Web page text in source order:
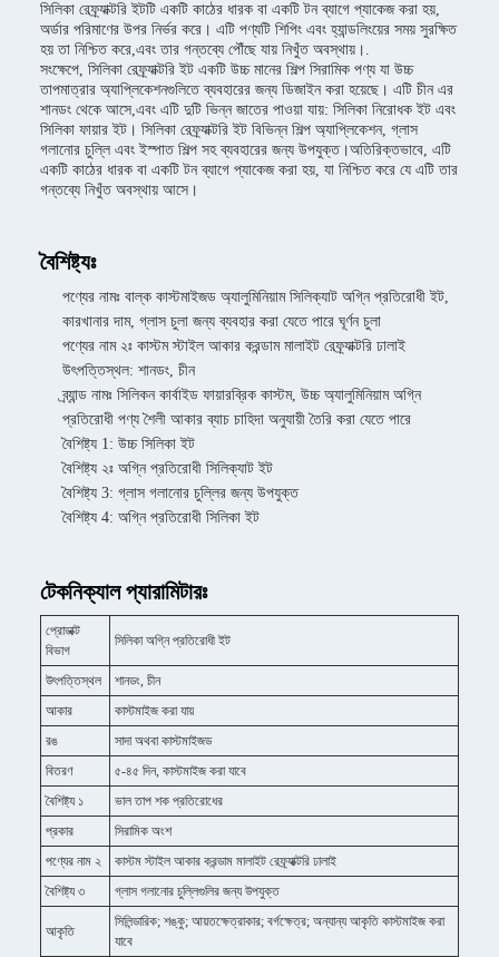
সিলিকা রেফ্র্যাক্টরি ইটটি একটি কাঠের ধারক বা একটি টন ব্যাগে প্যাকেজ করা হয়,
অর্ডার পরিমাণের উপর নির্ভর করে। এটি পণ্যটি শিপিং এবং হ্যান্ডলিংয়ের সময় সুরক্ষিত
হয় তা নিশ্চিত করে,এবং তার গন্তব্যে পৌঁছে যায় নিখুঁত অবস্থায়।.
সংক্ষেপে, সিলিকা রেফ্র্যাক্টরি ইট একটি উচ্চ মানের শিল্প সিরামিক পণ্য যা উচ্চ
তাপমাত্রার অ্যাপ্লিকেশনগুলিতে ব্যবহারের জন্য ডিজাইন করা হয়েছে। এটি চীন এর
শানডং থেকে আসে,এবং এটি দুটি ভিন্ন জাতের পাওয়া যায়: সিলিকা নিরোধক ইট এবং
সিলিকা ফায়ার ইট। সিলিকা রেফ্র্যাক্টরি ইট বিভিন্ন শিল্প অ্যাপ্লিকেশন, গ্লাস
গলানোর চুল্লি এবং ইস্পাত শিল্প সহ ব্যবহারের জন্য উপযুক্ত।অতিরিক্তভাবে, এটি
একটি কাঠের ধারক বা একটি টন ব্যাগে প্যাকেজ করা হয়, যা নিশ্চিত করে যে এটি তার
গন্তব্যে নিখুঁত অবস্থায় আসে।
বৈশিষ্ট্যঃ
পণ্যের নামঃ বাল্ক কাস্টমাইজড অ্যালুমিনিয়াম সিলিক্যাট অগ্নি প্রতিরোধী ইট,
কারখানার দাম, গ্লাস চুলা জন্য ব্যবহার করা যেতে পারে ঘূর্ণন চুলা
পণ্যের নাম ২ঃ কাস্টম স্টাইল আকার করন্ডাম মালাইট রেফ্র্যাক্টরি ঢালাই
উৎপত্তিস্থল: শানডং, চীন
ব্র্যান্ড নামঃ সিলিকন কার্বাইড ফায়ারব্রিক কাস্টম, উচ্চ অ্যালুমিনিয়াম অগ্নি
প্রতিরোধী পণ্য শৈলী আকার ব্যাচ চাহিদা অনুযায়ী তৈরি করা যেতে পারে
বৈশিষ্ট্য 1: উচ্চ সিলিকা ইট
বৈশিষ্ট্য ২ঃ অগ্নি প্রতিরোধী সিলিক্যাট ইট
বৈশিষ্ট্য 3: গ্লাস গলানোর চুল্লির জন্য উপযুক্ত
বৈশিষ্ট্য 4: অগ্নি প্রতিরোধী সিলিকা ইট
টেকনিক্যাল প্যারামিটারঃ
প্রোডাক্ট
বিভাগ
সিলিকা অগ্নি প্রতিরোধী ইট
উৎপত্তিস্থল
শানডং, চীন
আকার
কাস্টমাইজ করা যায়
রঙ
সাদা অথবা কাস্টমাইজড
বিতরণ
৫-৪৫ দিন, কাস্টমাইজ করা যাবে
বৈশিষ্ট্য ১
ভাল তাপ শক প্রতিরোধের
প্রকার
সিরামিক অংশ
পণ্যের নাম ২
কাস্টম স্টাইল আকার করন্ডাম মালাইট রেফ্র্যাক্টরি ঢালাই
বৈশিষ্ট্য ৩
গ্লাস গলানোর চুল্লিগুলির জন্য উপযুক্ত
আকৃতি
সিলিন্ডারিক; শঙ্কু; আয়তক্ষেত্রাকার; বর্গক্ষেত্র; অন্যান্য আকৃতি কাস্টমাইজ করা
যাবে